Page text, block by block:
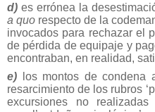
d) es errónea la
a quo respecto de la
invocados para rechazar el
de pérdida de equipaje y
encontraban, en realidad,
e)
los montos de condena
resarcimiento de los rubros
excursiones no realizadas